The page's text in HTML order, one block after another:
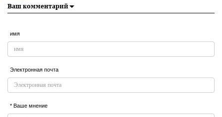
Ваш комментарий
имя
Электронная почта
* Ваше мнение